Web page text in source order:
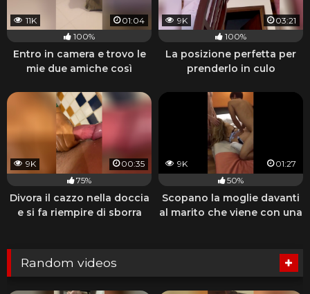
11K
01:04
100%
Entro in camera e trovo le
mie due amiche così
9K
03:21
100%
La posizione perfetta per
prenderlo in culo
9K
00:35
75%
Divora il cazzo nella doccia
e si fa riempire di sborra
9K
01:27
50%
Scopano la moglie davanti
al marito che viene con una
Random videos